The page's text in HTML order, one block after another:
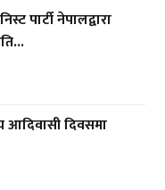
पार्टी नेपालद्वारा
आदिवासी दिवसमा